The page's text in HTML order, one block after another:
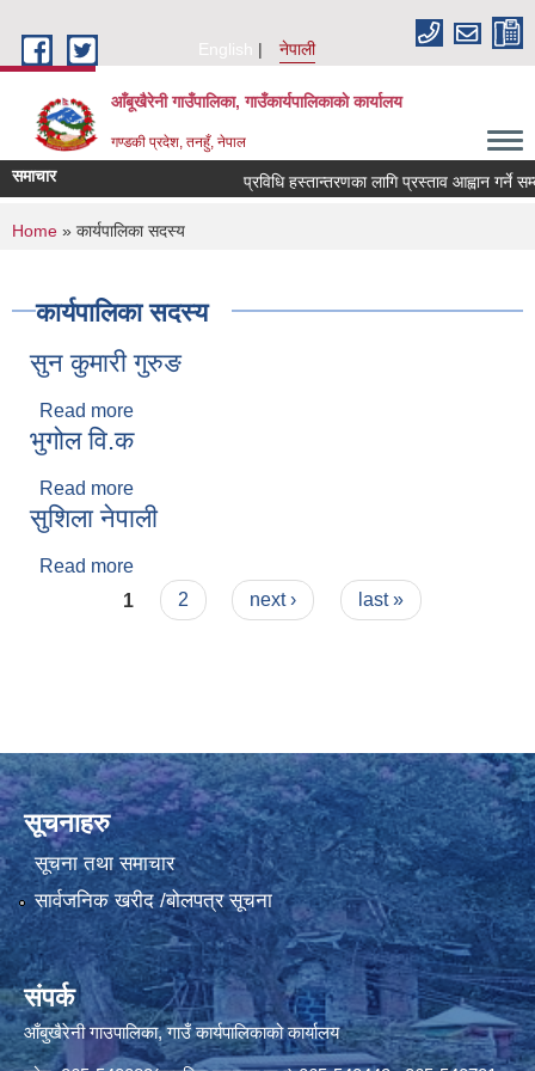
English
नेपाली
आँबूखैरेनी गाउँपालिका, गाउँकार्यपालिकाकाे कार्यालय
गण्डकी प्रदेश, तनहुँ, नेपाल
समाचार प्रविधि हस्तान्तरणका लागि प्रस्ताव आह्वान गर्ने
You are here
Home » कार्यपालिका सदस्य
कार्यपालिका सदस्य
सुन कुमारी गुरुङ
Read more
भुगोल वि.क
Read more
सुशिला नेपाली
Read more
Pages
1 2 next › last »
सूचनाहरु
सूचना तथा समाचार
सार्वजनिक खरीद /बोलपत्र सूचना
संपर्क
आँबुखैरेनी गाउपालिका, गाउँ कार्यपालिकाको कार्यालय